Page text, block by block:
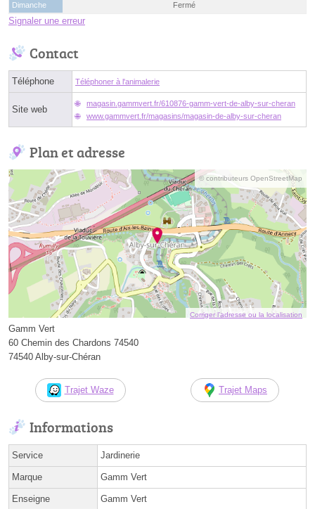
Dimanche
Fermé
Signaler une erreur
Contact
Téléphone Téléphoner à l'animalerie
Site web
magasin.gammvert.fr/610876-gamm-vert-de-alby-sur-cheran
www.gammvert.fr/magasins/magasin-de-alby-sur-cheran
Plan et adresse
© contributeurs OpenStreetMap
Corriger l’adresse ou la localisation
Gamm Vert
60 Chemin des Chardons 74540
74540 Alby-sur-Chéran
Trajet Waze Trajet Maps
Informations
Service Jardinerie
Marque Gamm Vert
Enseigne Gamm Vert